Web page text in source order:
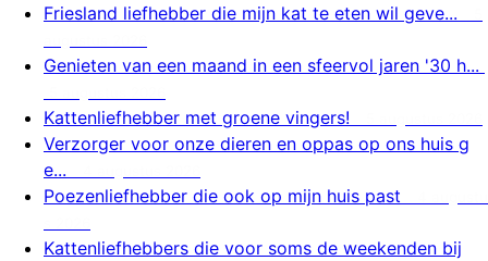
Friesland liefhebber die mijn kat te eten wil geve...
Genieten van een maand in een sfeervol jaren '30 h...
Kattenliefhebber met groene vingers!
Verzorger voor onze dieren en oppas op ons huis g
e...
Poezenliefhebber die ook op mijn huis past
Kattenliefhebbers die voor soms de weekenden bij